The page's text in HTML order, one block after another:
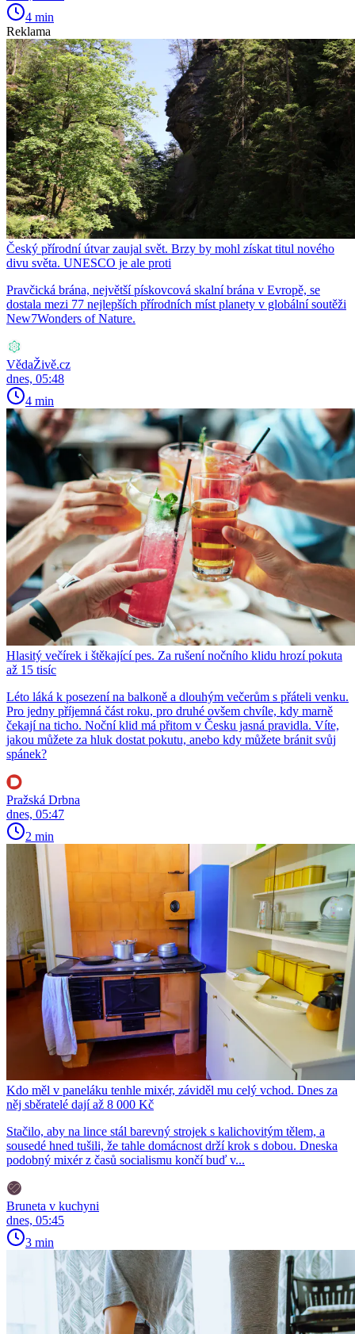
4 min
Reklama
Český přírodní útvar zaujal svět. Brzy by mohl získat titul nového
divu světa. UNESCO je ale proti
Pravčická brána, největší pískovcová skalní brána v Evropě, se
dostala mezi 77 nejlepších přírodních míst planety v globální soutěži
New7Wonders of Nature.
VědaŽivě.cz
dnes, 05:48
4 min
Hlasitý večírek i štěkající pes. Za rušení nočního klidu hrozí pokuta
až 15 tisíc
Léto láká k posezení na balkoně a dlouhým večerům s přáteli venku.
Pro jedny příjemná část roku, pro druhé ovšem chvíle, kdy marně
čekají na ticho. Noční klid má přitom v Česku jasná pravidla. Víte,
jakou můžete za hluk dostat pokutu, anebo kdy můžete bránit svůj
spánek?
Pražská Drbna
dnes, 05:47
2 min
Kdo měl v paneláku tenhle mixér, záviděl mu celý vchod. Dnes za
něj sběratelé dají až 8 000 Kč
Stačilo, aby na lince stál barevný strojek s kalichovitým tělem, a
sousedé hned tušili, že tahle domácnost drží krok s dobou. Dneska
podobný mixér z časů socialismu končí buď v...
Bruneta v kuchyni
dnes, 05:45
3 min